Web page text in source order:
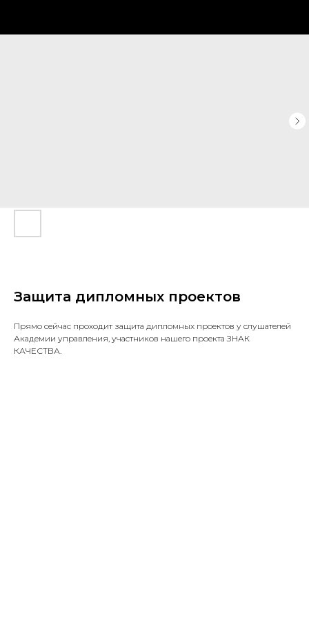
Защита дипломных проектов
Прямо сейчас проходит защита дипломных проектов у слушателей
Академии управления, участников нашего проекта ЗНАК
КАЧЕСТВА.